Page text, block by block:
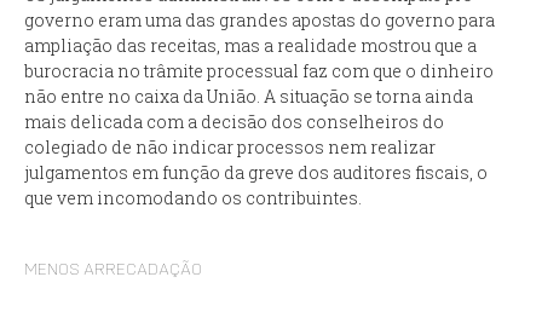
governo eram uma das grandes apostas do governo para
ampliação das receitas, mas a realidade mostrou que a
burocracia no trâmite processual faz com que o dinheiro
não entre no caixa da União. A situação se torna ainda
mais delicada com a decisão dos conselheiros do
colegiado de não indicar processos nem realizar
julgamentos em função da greve dos auditores fiscais, o
que vem incomodando os contribuintes.
MENOS ARRECADAÇÃO